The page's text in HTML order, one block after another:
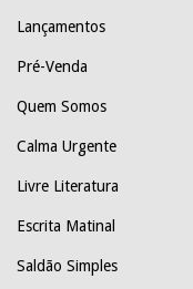
Lançamentos
Pré-Venda
Quem Somos
Calma Urgente
Livre Literatura
Escrita Matinal
Saldão Simples